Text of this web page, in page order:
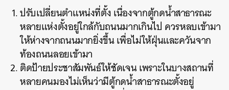
ปรับเปลี่ยนตำแหน่งที่ตั้ง เนื่องจากตู้กดน้ำสาธารณะ
หลายแห่งตั้งอยู่ใกล้กับถนนมากเกินไป ควรหลบเข้ามา
ให้ห่างจากถนนมากยิ่งขึ้น เพื่อไม่ให้ฝุ่นและควันจาก
ท้องถนนลอยเข้ามา
ติดป้ายประชาสัมพันธ์ให้ชัดเจน เพราะในบางสถานที่
หลายคนมองไม่เห็นว่ามีตู้กดน้ำสาธารณะตั้งอยู่
SHARE TWEET EMAIL